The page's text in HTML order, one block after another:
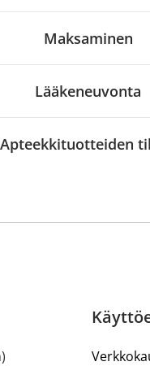
Maksaminen
Lääkeneuvonta
Apteekkituotteiden